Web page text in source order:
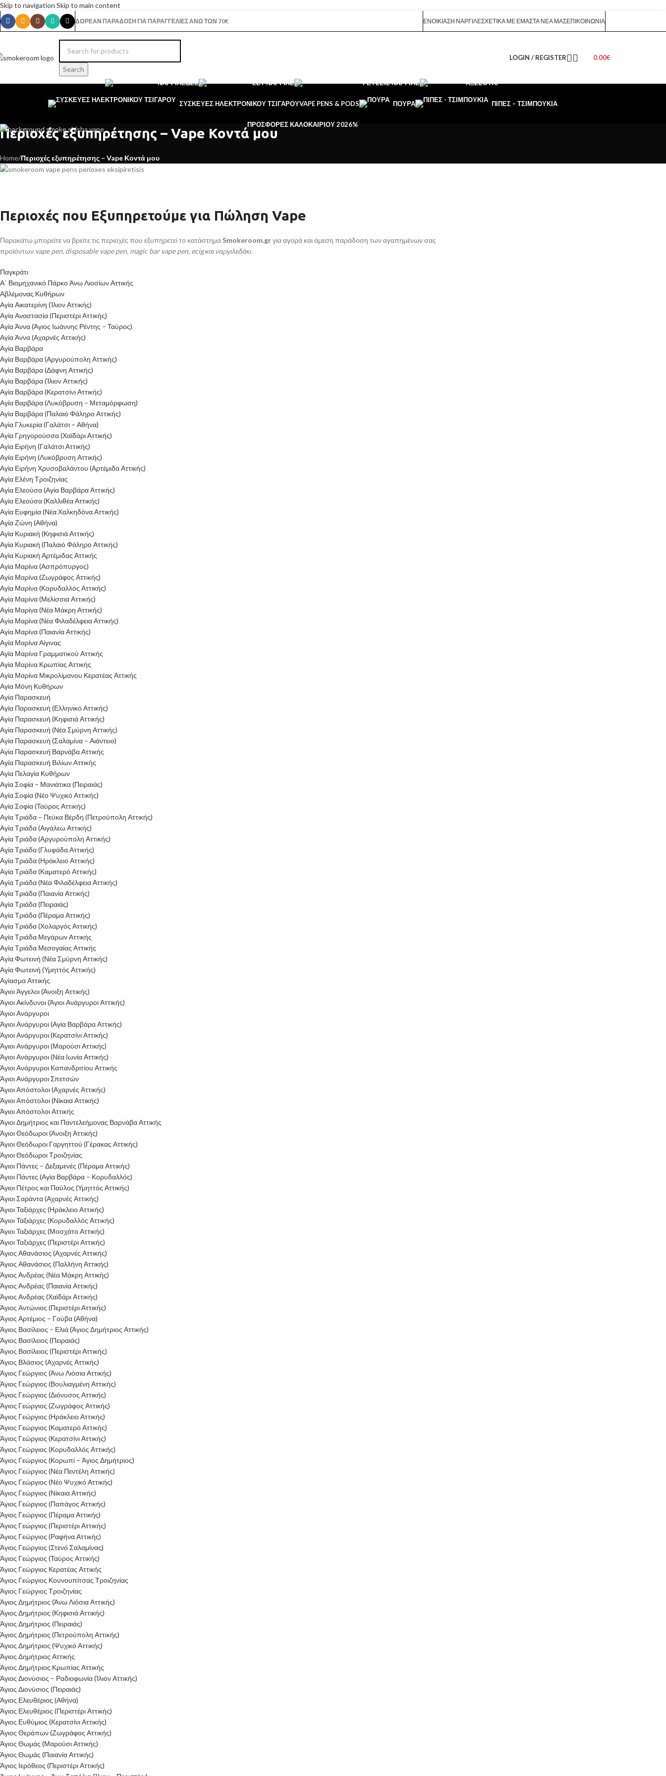
Skip to navigation Skip to main content
ΔΩΡΕΑΝ ΠΑΡΑΔΟΣΗ ΓΙΑ ΠΑΡΑΓΓΕΛΙΕΣ ΑΝΩ ΤΩΝ 70€ ΕΝΟΙΚΊΑΣΗ ΝΑΡΓΙΛΈΣΧΕΤΙΚΆ ΜΕ ΕΜΆΣΤΑ ΝΈΑ ΜΑΣΕΠΙΚΟΙΝΩΝΊΑ
Search
LOGIN / REGISTER 0.00€
ΝΑΡΓΙΛΈΔΕΣ ΣΕΤ ΝΑΡΓΙΛΈ ΓΕΎΣΕΙΣ ΝΑΡΓΙΛΈ ΑΞΕΣΟΥΆΡ
ΣΥΣΚΕΥΕΣ ΗΛΕΚΤΡΟΝΙΚΟΥ ΤΣΙΓΑΡΟΥVAPE PENS & PODS ΠΟΎΡΑ ΠΊΠΕΣ – ΤΣΙΜΠΟΎΚΙΑ
ΠΡΟΣΦΟΡΈΣ ΚΑΛΟΚΑΙΡΙΟΎ 2026%
Περιοχές εξυπηρέτησης – Vape Κοντά μου
Home/Περιοχές εξυπηρέτησης – Vape Κοντά μου
Περιοχές που Εξυπηρετούμε για Πώληση Vape
Παρακάτω μπορείτε να βρείτε τις περιοχές που εξυπηρετεί το κατάστημα Smokeroom.grγια αγορά και άμεση παράδοση των αγαπημένων σας
προϊόντων vape pen, disposable vape pen, magic bar vape pen, ecig και ναργιλεδάκι.
Παγκράτι
Α΄ Βιομηχανικό Πάρκο Άνω Λιοσίων Αττικής
Αβλέμονας Κυθήρων
Αγία Αικατερίνη (Ίλιον Αττικής)
Αγία Αναστασία (Περιστέρι Αττικής)
Αγία Άννα (Άγιος Ιωάννης Ρέντης – Ταύρος)
Αγία Άννα (Αχαρνές Αττικής)
Αγία Βαρβάρα
Αγία Βαρβάρα (Αργυρούπολη Αττικής)
Αγία Βαρβάρα (Δάφνη Αττικής)
Αγία Βαρβάρα (Ίλιον Αττικής)
Αγία Βαρβάρα (Κερατσίνι Αττικής)
Αγία Βαρβάρα (Λυκόβρυση – Μεταμόρφωση)
Αγία Βαρβάρα (Παλαιό Φάληρο Αττικής)
Αγία Γλυκερία (Γαλάτσι – Αθήνα)
Αγία Γρηγορούσσα (Χαϊδάρι Αττικής)
Αγία Ειρήνη (Γαλάτσι Αττικής)
Αγία Ειρήνη (Λυκόβρυση Αττικής)
Αγία Ειρήνη Χρυσοβαλάντου (Αρτέμιδα Αττικής)
Αγία Ελένη Τροιζηνίας
Αγία Ελεούσα (Αγία Βαρβάρα Αττικής)
Αγία Ελεούσα (Καλλιθέα Αττικής)
Αγία Ευφημία (Νέα Χαλκηδόνα Αττικής)
Αγία Ζώνη (Αθήνα)
Αγία Κυριακή (Κηφισιά Αττικής)
Αγία Κυριακή (Παλαιό Φάληρο Αττικής)
Αγία Κυριακή Αρτέμιδας Αττικής
Αγία Μαρίνα (Ασπρόπυργος)
Αγία Μαρίνα (Ζωγράφος Αττικής)
Αγία Μαρίνα (Κορυδαλλός Αττικής)
Αγία Μαρίνα (Μελίσσια Αττικής)
Αγία Μαρίνα (Νέα Μάκρη Αττικής)
Αγία Μαρίνα (Νέα Φιλαδέλφεια Αττικής)
Αγία Μαρίνα (Παιανία Αττικής)
Αγία Μαρίνα Αίγινας
Αγία Μαρίνα Γραμματικού Αττικής
Αγία Μαρίνα Κρωπίας Αττικής
Αγία Μαρίνα Μικρολίμανου Κερατέας Αττικής
Αγία Μόνη Κυθήρων
Αγία Παρασκευή
Αγία Παρασκευή (Ελληνικό Αττικής)
Αγία Παρασκευή (Κηφισιά Αττικής)
Αγία Παρασκευή (Νέα Σμύρνη Αττικής)
Αγία Παρασκευή (Σαλαμίνα – Αιάντειο)
Αγία Παρασκευή Βαρνάβα Αττικής
Αγία Παρασκευή Βιλίων Αττικής
Αγία Πελαγία Κυθήρων
Αγία Σοφία – Μανιάτικα (Πειραιάς)
Αγία Σοφία (Νέο Ψυχικό Αττικής)
Αγία Σοφία (Ταύρος Αττικής)
Αγία Τριάδα – Πεύκα Βέρδη (Πετρούπολη Αττικής)
Αγία Τριάδα (Αιγάλεω Αττικής)
Αγία Τριάδα (Αργυρούπολη Αττικής)
Αγία Τριάδα (Γλυφάδα Αττικής)
Αγία Τριάδα (Ηράκλειο Αττικής)
Αγία Τριάδα (Καματερό Αττικής)
Αγία Τριάδα (Νέα Φιλαδέλφεια Αττικής)
Αγία Τριάδα (Παιανία Αττικής)
Αγία Τριάδα (Πειραιάς)
Αγία Τριάδα (Πέραμα Αττικής)
Αγία Τριάδα (Χολαργός Αττικής)
Αγία Τριάδα Μεγάρων Αττικής
Αγία Τριάδα Μεσογαίας Αττικής
Αγία Φωτεινή (Νέα Σμύρνη Αττικής)
Αγία Φωτεινή (Υμηττός Αττικής)
Αγίασμα Αττικής
Άγιοι Άγγελοι (Άνοιξη Αττικής)
Άγιοι Ακίνδυνοι (Άγιοι Ανάργυροι Αττικής)
Άγιοι Ανάργυροι
Άγιοι Ανάργυροι (Αγία Βαρβάρα Αττικής)
Άγιοι Ανάργυροι (Κερατσίνι Αττικής)
Άγιοι Ανάργυροι (Μαρούσι Αττικής)
Άγιοι Ανάργυροι (Νέα Ιωνία Αττικής)
Άγιοι Ανάργυροι Καπανδριτίου Αττικής
Άγιοι Ανάργυροι Σπετσών
Άγιοι Απόστολοι (Αχαρνές Αττικής)
Άγιοι Απόστολοι (Νίκαια Αττικής)
Άγιοι Απόστολοι Αττικής
Άγιοι Δημήτριος και Παντελεήμονας Βαρνάβα Αττικής
Άγιοι Θεόδωροι (Άνοιξη Αττικής)
Άγιοι Θεόδωροι Γαργηττού (Γέρακας Αττικής)
Άγιοι Θεόδωροι Τροιζηνίας
Άγιοι Πάντες – Δεξαμενές (Πέραμα Αττικής)
Άγιοι Πάντες (Αγία Βαρβάρα – Κορυδαλλός)
Άγιοι Πέτρος και Παύλος (Υμηττός Αττικής)
Άγιοι Σαράντα (Αχαρνές Αττικής)
Άγιοι Ταξιάρχες (Ηράκλειο Αττικής)
Άγιοι Ταξιάρχες (Κορυδαλλός Αττικής)
Άγιοι Ταξιάρχες (Μοσχάτο Αττικής)
Άγιοι Ταξιάρχες (Περιστέρι Αττικής)
Άγιος Αθανάσιος (Αχαρνές Αττικής)
Άγιος Αθανάσιος (Παλλήνη Αττικής)
Άγιος Ανδρέας (Νέα Μάκρη Αττικής)
Άγιος Ανδρέας (Παιανία Αττικής)
Άγιος Ανδρέας (Χαϊδάρι Αττικής)
Άγιος Αντώνιος (Περιστέρι Αττικής)
Άγιος Αρτέμιος – Γούβα (Αθήνα)
Άγιος Βασίλειος – Ελιά (Άγιος Δημήτριος Αττικής)
Άγιος Βασίλειος (Πειραιάς)
Άγιος Βασίλειος (Περιστέρι Αττικής)
Άγιος Βλάσιος (Αχαρνές Αττικής)
Άγιος Γεώργιος (Άνω Λιόσια Αττικής)
Άγιος Γεώργιος (Βουλιαγμένη Αττικής)
Άγιος Γεώργιος (Διόνυσος Αττικής)
Άγιος Γεώργιος (Ζωγράφος Αττικής)
Άγιος Γεώργιος (Ηράκλειο Αττικής)
Άγιος Γεώργιος (Καματερό Αττικής)
Άγιος Γεώργιος (Κερατσίνι Αττικής)
Άγιος Γεώργιος (Κορυδαλλός Αττικής)
Άγιος Γεώργιος (Κορωπί – Άγιος Δημήτριος)
Άγιος Γεώργιος (Νέα Πεντέλη Αττικής)
Άγιος Γεώργιος (Νέο Ψυχικό Αττικής)
Άγιος Γεώργιος (Νίκαια Αττικής)
Άγιος Γεώργιος (Παπάγος Αττικής)
Άγιος Γεώργιος (Πέραμα Αττικής)
Άγιος Γεώργιος (Περιστέρι Αττικής)
Άγιος Γεώργιος (Ραφήνα Αττικής)
Άγιος Γεώργιος (Στενό Σαλαμίνας)
Άγιος Γεώργιος (Ταύρος Αττικής)
Άγιος Γεώργιος Κερατέας Αττικής
Άγιος Γεώργιος Κουνουπίτσας Τροιζηνίας
Άγιος Γεώργιος Τροιζηνίας
Άγιος Δημήτριος (Άνω Λιόσια Αττικής)
Άγιος Δημήτριος (Κηφισιά Αττικής)
Άγιος Δημήτριος (Πειραιάς)
Άγιος Δημήτριος (Πετρούπολη Αττικής)
Άγιος Δημήτριος (Ψυχικό Αττικής)
Άγιος Δημήτριος Αττικής
Άγιος Δημήτριος Κρωπίας Αττικής
Άγιος Διονύσιος – Ραδιοφωνία (Ίλιον Αττικής)
Άγιος Διονύσιος (Πειραιάς)
Άγιος Ελευθέριος (Αθήνα)
Άγιος Ελευθέριος (Περιστέρι Αττικής)
Άγιος Ευθύμιος (Κερατσίνι Αττικής)
Άγιος Θεράπων (Ζωγράφος Αττικής)
Άγιος Θωμάς (Μαρούσι Αττικής)
Άγιος Θωμάς (Παιανία Αττικής)
Άγιος Ιερόθεος (Περιστέρι Αττικής)